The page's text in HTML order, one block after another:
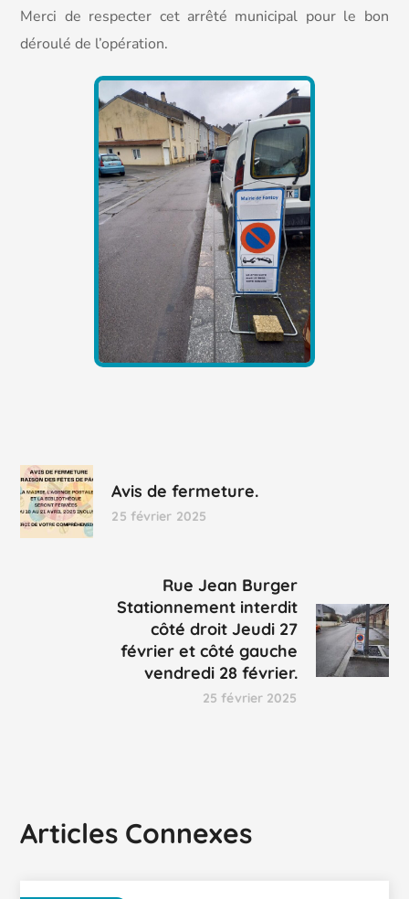
Merci de respecter cet arrêté municipal pour le bon
déroulé de l’opération.
Avis de fermeture.
25 février 2025
Rue Jean Burger
Stationnement interdit
côté droit Jeudi 27
février et côté gauche
vendredi 28 février.
25 février 2025
Articles Connexes